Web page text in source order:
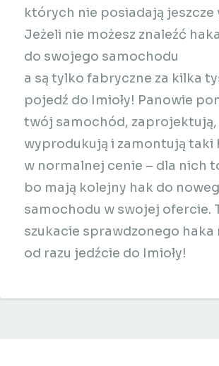
których nie posiadają jeszcze
Jeżeli nie możesz znaleźć haka
do swojego samochodu
a są tylko fabryczne za kilka
pojedź do Imioły! Panowie
twój samochód, zaprojektują,
wyprodukują i zamontują taki
w normalnej cenie – dla nich
bo mają kolejny hak do
samochodu w swojej ofercie.
szukacie sprawdzonego
od razu jedźcie do Imioły!